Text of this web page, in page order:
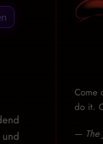
Come
do it.
— The